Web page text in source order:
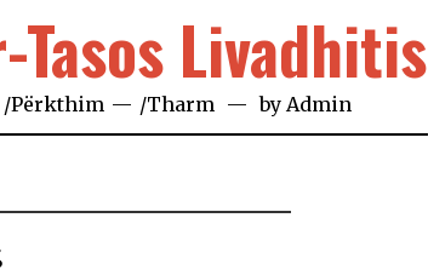
Livadhitis
/Përkthim /Tharm by Admin